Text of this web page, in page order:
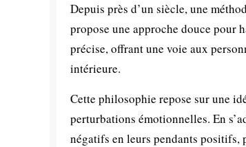
Depuis près d’un siècle, une
propose une approche douce pour
précise, offrant une voie aux
intérieure.
Cette philosophie repose sur une
perturbations émotionnelles. En
négatifs en leurs pendants